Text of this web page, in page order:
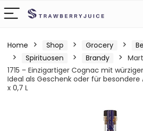
Home Shop Grocery
Spirituosen
Brandy
1715 – Einzigartiger Cognac mit
Ideal als Geschenk oder für besondere
x 0,7 L